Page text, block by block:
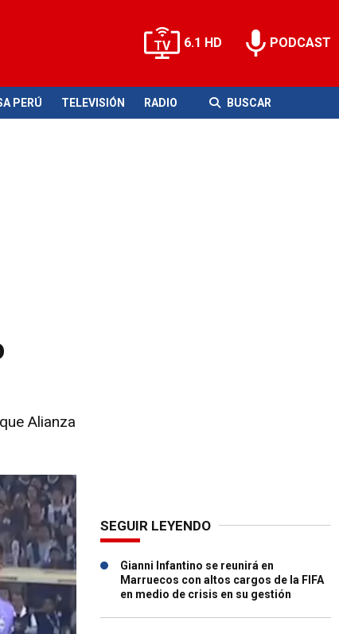
6.1 HD PODCAST
PERÚ TELEVISIÓN RADIO BUSCAR
Alianza
SEGUIR LEYENDO
Gianni Infantino se reunirá en
Marruecos con altos cargos de la FIFA
en medio de crisis en su gestión